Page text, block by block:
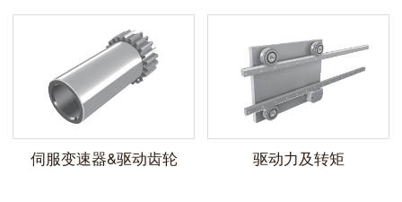
伺服变速器&驱动齿轮 驱动力及转矩